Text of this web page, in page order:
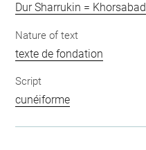
Dur Sharrukin = Khorsabad
Nature of text
texte de fondation
Script
cunéiforme